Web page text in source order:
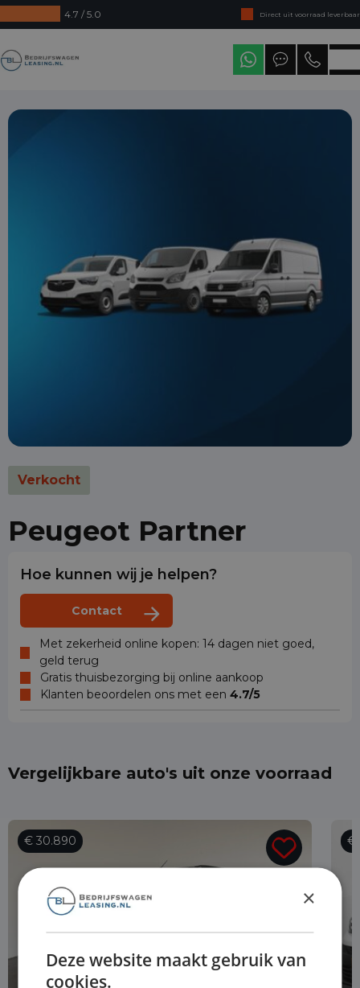
4.7 / 5.0
Direct uit voorraad leverbaar
Levering in heel Nederland
Verkocht
Peugeot Partner
Hoe kunnen wij je helpen?
Contact
Met zekerheid online kopen: 14 dagen niet goed,
geld terug
Gratis thuisbezorging bij online aankoop
Klanten beoordelen ons met een 4.7/5
Vergelijkbare auto's uit onze voorraad
€ 30.890 €
×
Deze website maakt gebruik van
cookies.